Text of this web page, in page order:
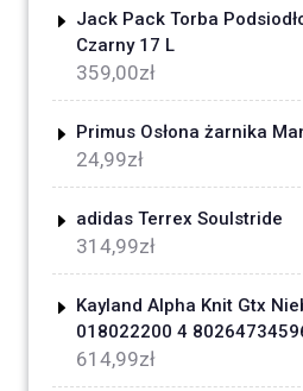
Jack Pack Torba
Czarny 17 L
359,00zł
Primus Osłona żarnika
24,99zł
adidas Terrex Soulstride
314,99zł
Kayland Alpha Knit Gtx
018022200 4
614,99zł